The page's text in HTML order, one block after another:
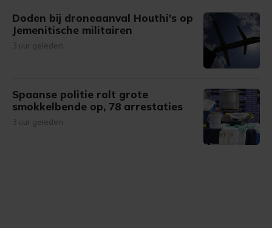
Doden bij droneaanval Houthi's op
Jemenitische militairen
3 uur geleden
Spaanse politie rolt grote
smokkelbende op, 78 arrestaties
3 uur geleden